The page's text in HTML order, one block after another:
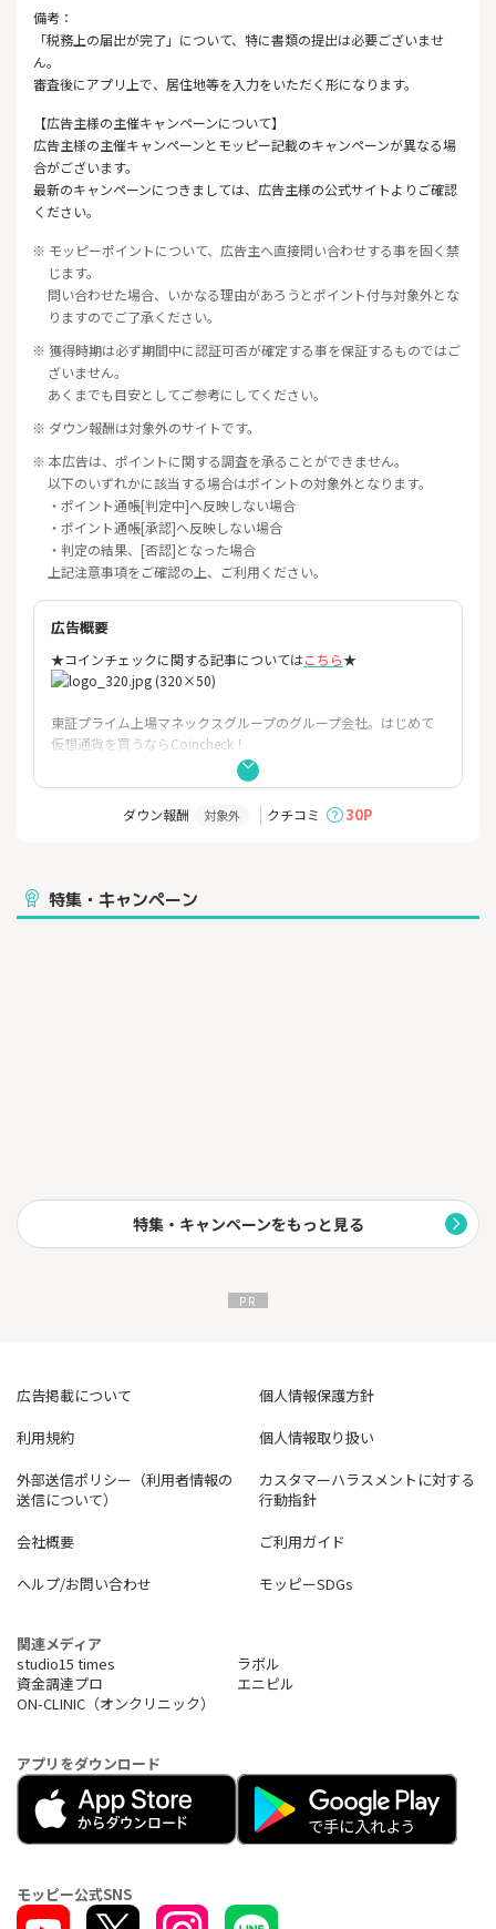
備考：
「税務上の届出が完了」について、特に書類の提出は必要ございませ
ん。
審査後にアプリ上で、居住地等を入力をいただく形になります。
【広告主様の主催キャンペーンについて】
広告主様の主催キャンペーンとモッピー記載のキャンペーンが異なる場
合がございます。
最新のキャンペーンにつきましては、広告主様の公式サイトよりご確認
ください。
※ モッピーポイントについて、広告主へ直接問い合わせする事を固く禁
じます。
問い合わせた場合、いかなる理由があろうとポイント付与対象外とな
りますのでご了承ください。
※ 獲得時期は必ず期間中に認証可否が確定する事を保証するものではご
ざいません。
あくまでも目安としてご参考にしてください。
※ ダウン報酬は対象外のサイトです。
※ 本広告は、ポイントに関する調査を承ることができません。
以下のいずれかに該当する場合はポイントの対象外となります。
・ポイント通帳[判定中]へ反映しない場合
・ポイント通帳[承認]へ反映しない場合
・判定の結果、[否認]となった場合
上記注意事項をご確認の上、ご利用ください。
広告概要
★コインチェックに関する記事についてはこちら★
東証プライム上場マネックスグループのグループ会社。はじめて
仮想通貨を買うならCoincheck！
アプリダウンロード数No.1！（データ協力：AppTweak
登録済の暗号資産取引換業者。
===Coincheckが選ばれる理由===
Ｌ仮想通貨アプリ、国内最大級の700万DLを突破！
※ 対象：国内の暗号資産取引アプリ、期間：2019年～2024年、
◆東証プライム上場のマネックスグループ傘下で、徹底したセキ
リティ体制を構築
Ｌ金融系システムセキュリティ対応、サイバー攻撃や情報漏え
インターネットを通じた標的型攻撃の被害を避けるため、ネット
◆さまざまな日本円の入金方法
が選択可能
65日決済
https://coincheck.com/ja/reser
ves_lp
◆仮想通貨を貸して有効活用
◆電気代／ガス代の支払いでビットコインをもらえる
Ｌ公共料金の支払いでビットコインをもらえるCoincheck
き／Coincheckガスを提供
◆ポイントを仮想通貨に交換
Ｌマネックス証券のマネックスポイントから、BTC・XRP・ETH
への交換が可能
◆最新の取り扱い通貨
ダウン報酬 対象外 クチコミ 30P
特集・キャンペーン
特集・キャンペーンをもっと見る
広告掲載について
個人情報保護方針
利用規約
個人情報取り扱い
外部送信ポリシー（利用者情報の
送信について）
カスタマーハラスメントに対する
行動指針
会社概要
ご利用ガイド
ヘルプ/お問い合わせ
モッピーSDGs
関連メディア
studio15 times
ラボル
資金調達プロ
エニピル
ON-CLINIC（オンクリニック）
アプリをダウンロード
モッピー公式SNS